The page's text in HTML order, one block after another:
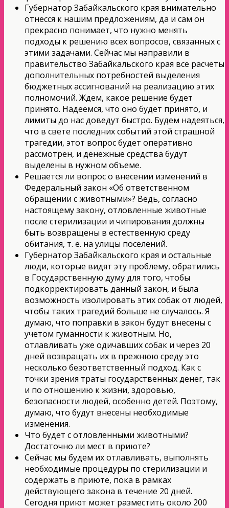
Губернатор Забайкальского края внимательно
отнесся к нашим предложениям, да и сам он
прекрасно понимает, что нужно менять
подходы к решению всех вопросов, связанных с
этими задачами. Сейчас мы направили в
правительство Забайкальского края все расчеты
дополнительных потребностей выделения
бюджетных ассигнований на реализацию этих
полномочий. Ждем, какое решение будет
принято. Надеемся, что оно будет принято, и
лимиты до нас доведут быстро. Будем надеяться,
что в свете последних событий этой страшной
трагедии, этот вопрос будет оперативно
рассмотрен, и денежные средства будут
выделены в нужном объеме.
Решается ли вопрос о внесении изменений в
Федеральный закон «Об ответственном
обращении с животными»? Ведь, согласно
настоящему закону, отловленные животные
после стерилизации и чипирования должны
быть возвращены в естественную среду
обитания, т. е. на улицы поселений.
Губернатор Забайкальского края и остальные
люди, которые видят эту проблему, обратились
в Государственную думу для того, чтобы
подкорректировать данный закон, и была
возможность изолировать этих собак от людей,
чтобы таких трагедий больше не случалось. Я
думаю, что поправки в закон будут внесены с
учетом гуманности к животным. Но,
отлавливать уже одичавших собак и через 20
дней возвращать их в прежнюю среду это
несколько безответственный подход. Как с
точки зрения траты государственных денег, так
и по отношению к жизни, здоровью,
безопасности людей, особенно детей. Поэтому,
думаю, что будут внесены необходимые
изменения.
Что будет с отловленными животными?
Достаточно ли мест в приюте?
Сейчас мы будем их отлавливать, выполнять
необходимые процедуры по стерилизации и
содержать в приюте, пока в рамках
действующего закона в течение 20 дней.
Сегодня приют может разместить около 200